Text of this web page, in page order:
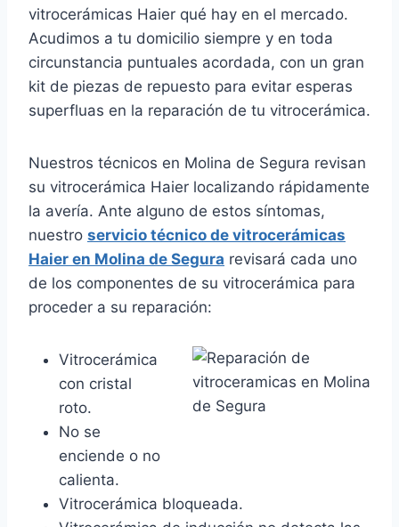
vitrocerámicas Haier qué hay en el mercado.
Acudimos a tu domicilio siempre y en toda
circunstancia puntuales acordada, con un gran
kit de piezas de repuesto para evitar esperas
superfluas en la reparación de tu vitrocerámica.
Nuestros técnicos en Molina de Segura revisan
su vitrocerámica Haier localizando rápidamente
la avería. Ante alguno de estos síntomas,
nuestro servicio técnico de vitrocerámicas
Haier en Molina de Segura revisará cada uno
de los componentes de su vitrocerámica para
proceder a su reparación:
Vitrocerámica
con cristal
roto.
No se
enciende o no
calienta.
Vitrocerámica bloqueada.